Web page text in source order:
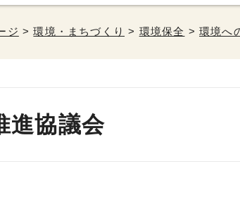
ジ >環境・まちづくり > 環境保全 >環境へ
進協議会